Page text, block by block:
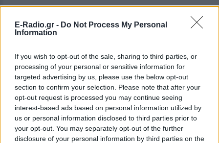
E-Radio.gr - Do Not Process My Personal
Information
If you wish to opt-out of the sale, sharing to third parties, or
processing of your personal or sensitive information for
targeted advertising by us, please use the below opt-out
section to confirm your selection. Please note that after your
opt-out request is processed you may continue seeing
interest-based ads based on personal information utilized by
us or personal information disclosed to third parties prior to
your opt-out. You may separately opt-out of the further
disclosure of your personal information by third parties on the
ΣΤΗΝ ΙΔΙΑ ΚΑΤΗΓΟΡΙΑ
Σάλος στο Λονδίνο με αφίσα
της «Μούμιας» που θύμιζε
νεκρό παιδί ‑ Την απέσυραν από
το μετρό
ΣΉΜΕΡΑ